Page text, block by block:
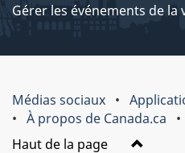
Gérer les événements de la
Médias sociaux
À propos de Canada.ca
Haut de la page